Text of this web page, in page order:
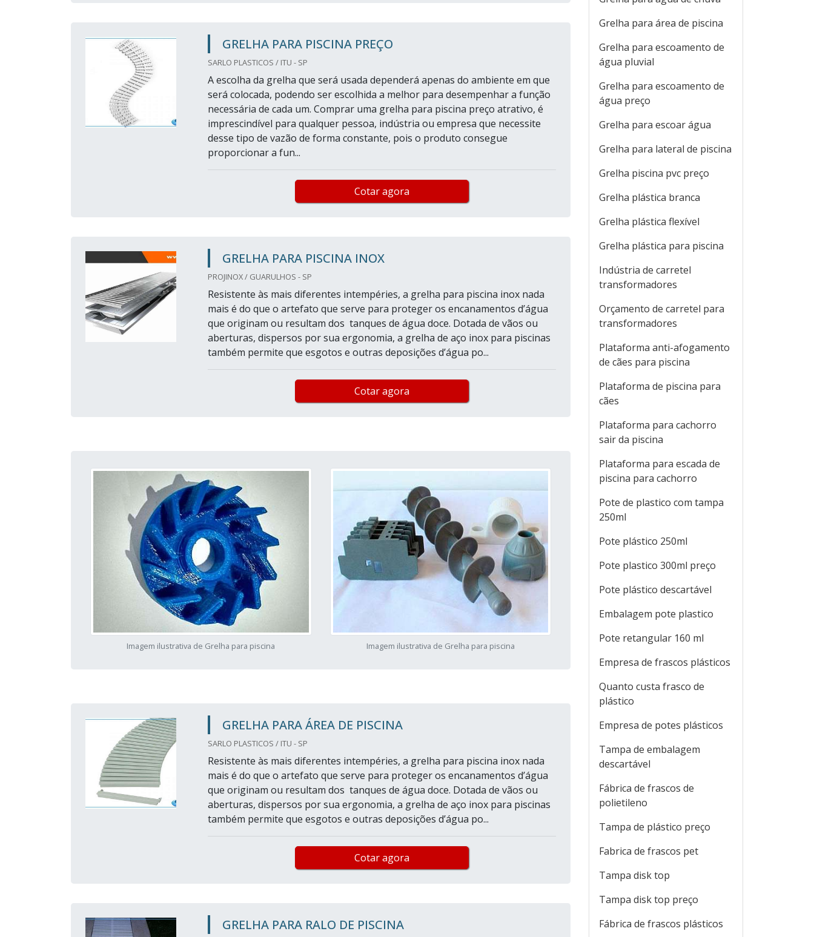
GRELHA PARA PISCINA PREÇO
SARLO PLASTICOS / ITU - SP
A escolha da grelha que será usada dependerá apenas do ambiente em que
será colocada, podendo ser escolhida a melhor para desempenhar a função
necessária de cada um. Comprar uma grelha para piscina preço atrativo, é
imprescindível para qualquer pessoa, indústria ou empresa que necessite
desse tipo de vazão de forma constante, pois o produto consegue
proporcionar a fun...
Cotar agora
GRELHA PARA PISCINA INOX
PROJINOX / GUARULHOS - SP
Resistente às mais diferentes intempéries, a grelha para piscina inox nada
mais é do que o artefato que serve para proteger os encanamentos d’água
que originam ou resultam dos tanques de água doce. Dotada de vãos ou
aberturas, dispersos por sua ergonomia, a grelha de aço inox para piscinas
também permite que esgotos e outras deposições d’água po...
Cotar agora
Imagem ilustrativa de Grelha para piscina Imagem ilustrativa de Grelha para piscina
GRELHA PARA ÁREA DE PISCINA
SARLO PLASTICOS / ITU - SP
Resistente às mais diferentes intempéries, a grelha para piscina inox nada
mais é do que o artefato que serve para proteger os encanamentos d’água
que originam ou resultam dos tanques de água doce. Dotada de vãos ou
aberturas, dispersos por sua ergonomia, a grelha de aço inox para piscinas
também permite que esgotos e outras deposições d’água po...
Cotar agora
GRELHA PARA RALO DE PISCINA
Grelha para área de piscina
Grelha para escoamento de
água pluvial
Grelha para escoamento de
água preço
Grelha para escoar água
Grelha para lateral de piscina
Grelha piscina pvc preço
Grelha plástica branca
Grelha plástica flexível
Grelha plástica para piscina
Indústria de carretel
transformadores
Orçamento de carretel para
transformadores
Plataforma anti-afogamento
de cães para piscina
Plataforma de piscina para
cães
Plataforma para cachorro
sair da piscina
Plataforma para escada de
piscina para cachorro
Pote de plastico com tampa
250ml
Pote plástico 250ml
Pote plastico 300ml preço
Pote plástico descartável
Embalagem pote plastico
Pote retangular 160 ml
Empresa de frascos plásticos
Quanto custa frasco de
plástico
Empresa de potes plásticos
Tampa de embalagem
descartável
Fábrica de frascos de
polietileno
Tampa de plástico preço
Fabrica de frascos pet
Tampa disk top
Tampa disk top preço
Fábrica de frascos plásticos